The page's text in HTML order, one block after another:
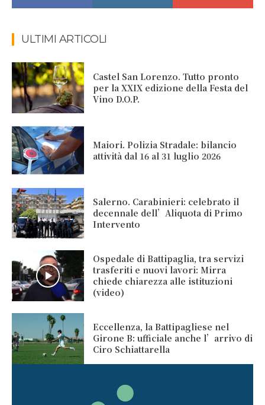
ULTIMI ARTICOLI
Castel San Lorenzo. Tutto pronto
per la XXIX edizione della Festa del
Vino D.O.P.
Maiori. Polizia Stradale: bilancio
attività dal 16 al 31 luglio 2026
Salerno. Carabinieri: celebrato il
decennale dell’Aliquota di Primo
Intervento
Ospedale di Battipaglia, tra servizi
trasferiti e nuovi lavori: Mirra
chiede chiarezza alle istituzioni
(video)
Eccellenza, la Battipagliese nel
Girone B: ufficiale anche l’arrivo di
Ciro Schiattarella